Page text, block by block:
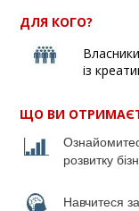
ДЛЯ КОГО?
із
ЩО ВИ
розвитку
Навчитеся